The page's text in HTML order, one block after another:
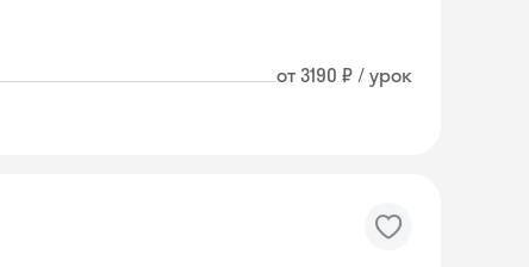
от 3190 ₽ / урок